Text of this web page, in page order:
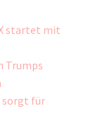
startet mit
Trumps
sorgt für